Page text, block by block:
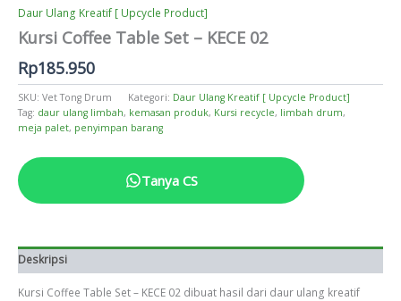
Daur Ulang Kreatif [ Upcycle Product]
Kursi Coffee Table Set – KECE 02
Rp185.950
SKU: Vet Tong Drum Kategori: Daur Ulang Kreatif [ Upcycle Product]
Tag: daur ulang limbah, kemasan produk, Kursi recycle, limbah drum,
meja palet, penyimpan barang
Tanya CS
Deskripsi
Kursi Coffee Table Set – KECE 02 dibuat hasil dari daur ulang kreatif